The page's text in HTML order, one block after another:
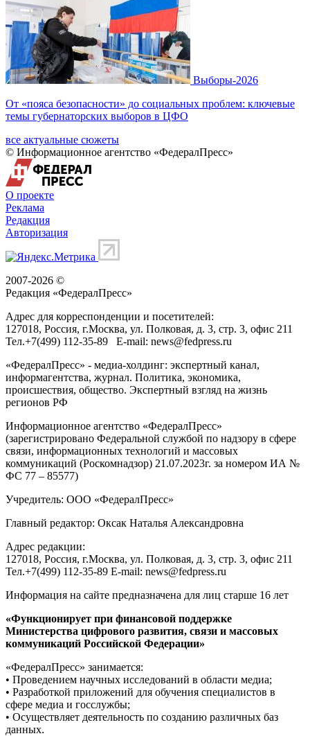
Выборы-2026
От «пояса безопасности» до социальных проблем: ключевые
темы губернаторских выборов в ЦФО
все актуальные сюжеты
© Информационное агентство «ФедералПресс»
О проекте
Реклама
Редакция
Авторизация
2007-2026 ©
Редакция «ФедералПресс»
Адрес для корреспонденции и посетителей:
127018, Россия, г.Москва, ул. Полковая, д. 3, стр. 3, офис 211
Тел.+7(499) 112-35-89 E-mail: news@fedpress.ru
«ФедералПресс» - медиа-холдинг: экспертный канал,
информагентства, журнал. Политика, экономика,
происшествия, общество. Экспертный взгляд на жизнь
регионов РФ
Информационное агентство «ФедералПресс»
(зарегистрировано Федеральной службой по надзору в сфере
связи, информационных технологий и массовых
коммуникаций (Роскомнадзор) 21.07.2023г. за номером ИА №
ФС 77 – 85577)
Учредитель: ООО «ФедералПресс»
Главный редактор: Оксак Наталья Александровна
Адрес редакции:
127018, Россия, г.Москва, ул. Полковая, д. 3, стр. 3, офис 211
Тел.+7(499) 112-35-89 E-mail: news@fedpress.ru
Информация на сайте предназначена для лиц старше 16 лет
«Функционирует при финансовой поддержке
Министерства цифрового развития, связи и массовых
коммуникаций Российской Федерации»
«ФедералПресс» занимается:
• Проведением научных исследований в области медиа;
• Разработкой приложений для обучения специалистов в
сфере медиа и госслужбы;
• Осуществляет деятельность по созданию различных баз
данных.